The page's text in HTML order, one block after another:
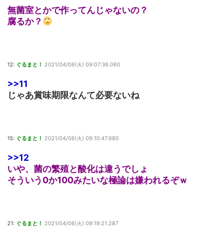
無菌室とかで作ってんじゃないの？
腐るか？
12: ぐるまと！ 2021/04/06(火) 09:07:36.060
>>11
じゃあ賞味期限なんて必要ないね
15: ぐるまと！ 2021/04/06(火) 09:10:47.680
>>12
いや、菌の繁殖と酸化は違うでしょ
そういう0か100みたいな極論は嫌われるぞｗ
21: ぐるまと！ 2021/04/06(火) 09:19:21.287